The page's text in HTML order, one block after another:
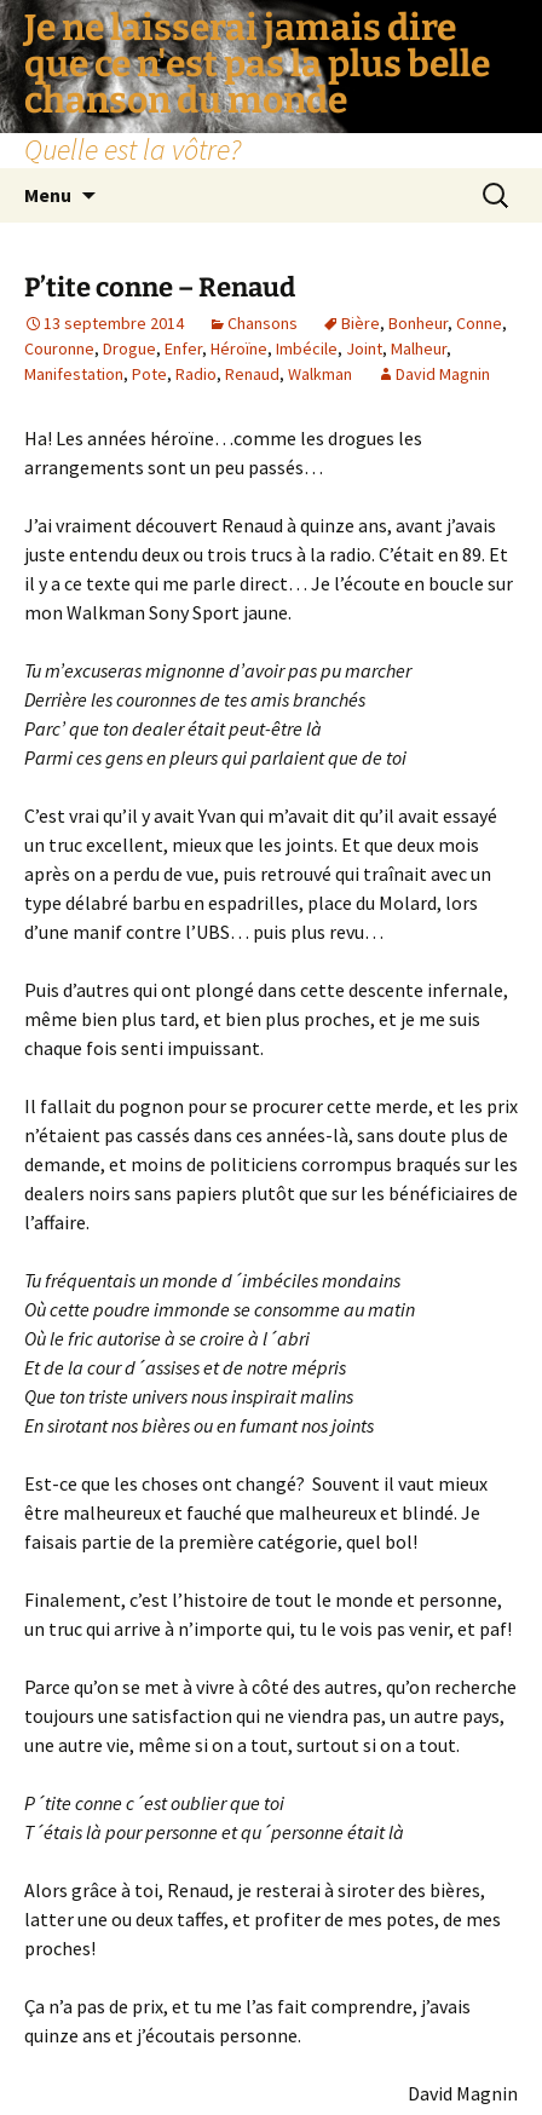
Je ne laisserai jamais dire
que ce n'est pas la plus belle
chanson du monde
Quelle est la vôtre?
Menu
P’tite conne – Renaud
13 septembre 2014 Chansons Bière, Bonheur, Conne,
Couronne, Drogue, Enfer, Héroïne, Imbécile, Joint, Malheur,
Manifestation, Pote, Radio, Renaud, Walkman David Magnin
Ha! Les années héroïne…comme les drogues les
arrangements sont un peu passés…
J’ai vraiment découvert Renaud à quinze ans, avant j’avais
juste entendu deux ou trois trucs à la radio. C’était en 89. Et
il y a ce texte qui me parle direct… Je l’écoute en boucle sur
mon Walkman Sony Sport jaune.
Tu m’excuseras mignonne d’avoir pas pu marcher
Derrière les couronnes de tes amis branchés
Parc’ que ton dealer était peut-être là
Parmi ces gens en pleurs qui parlaient que de toi
C’est vrai qu’il y avait Yvan qui m’avait dit qu’il avait essayé
un truc excellent, mieux que les joints. Et que deux mois
après on a perdu de vue, puis retrouvé qui traînait avec un
type délabré barbu en espadrilles, place du Molard, lors
d’une manif contre l’UBS… puis plus revu…
Puis d’autres qui ont plongé dans cette descente infernale,
même bien plus tard, et bien plus proches, et je me suis
chaque fois senti impuissant.
Il fallait du pognon pour se procurer cette merde, et les prix
n’étaient pas cassés dans ces années-là, sans doute plus de
demande, et moins de politiciens corrompus braqués sur les
dealers noirs sans papiers plutôt que sur les bénéficiaires de
l’affaire.
Tu fréquentais un monde d´imbéciles mondains
Où cette poudre immonde se consomme au matin
Où le fric autorise à se croire à l´abri
Et de la cour d´assises et de notre mépris
Que ton triste univers nous inspirait malins
En sirotant nos bières ou en fumant nos joints
Est-ce que les choses ont changé? Souvent il vaut mieux
être malheureux et fauché que malheureux et blindé. Je
faisais partie de la première catégorie, quel bol!
Finalement, c’est l’histoire de tout le monde et personne,
un truc qui arrive à n’importe qui, tu le vois pas venir, et paf!
Parce qu’on se met à vivre à côté des autres, qu’on recherche
toujours une satisfaction qui ne viendra pas, un autre pays,
une autre vie, même si on a tout, surtout si on a tout.
P´tite conne c´est oublier que toi
T´étais là pour personne et qu´personne était là
Alors grâce à toi, Renaud, je resterai à siroter des bières,
latter une ou deux taffes, et profiter de mes potes, de mes
proches!
Ça n’a pas de prix, et tu me l’as fait comprendre, j’avais
quinze ans et j’écoutais personne.
David Magnin